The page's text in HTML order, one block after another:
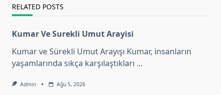
RELATED POSTS
Kumar Ve Surekli Umut Arayisi
Kumar ve Sürekli Umut Arayışı Kumar, insanların
yaşamlarında sıkça karşılaştıkları ...
Admin Ağu 5, 2026